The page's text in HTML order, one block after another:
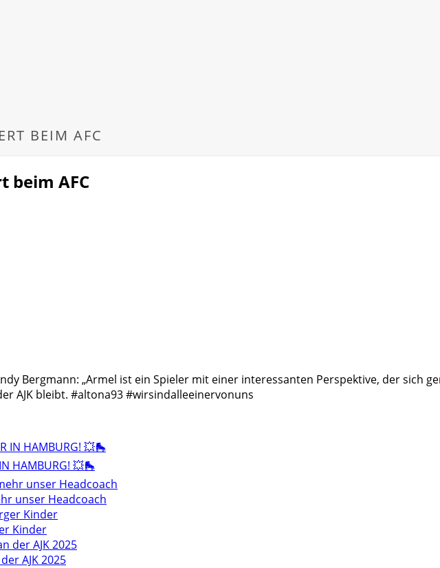
BEIM AFC
beim AFC
Bergmann: „Armel ist ein Spieler mit einer interessanten Perspektive, der sich
AJK bleibt. #altona93#wirsindalleeinervonuns
HAMBURG! 💥🛼
unser Headcoach
Kinder
AJK 2025